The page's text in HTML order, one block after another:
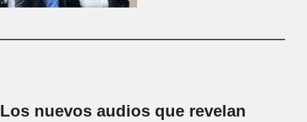
Los nuevos audios que revelan